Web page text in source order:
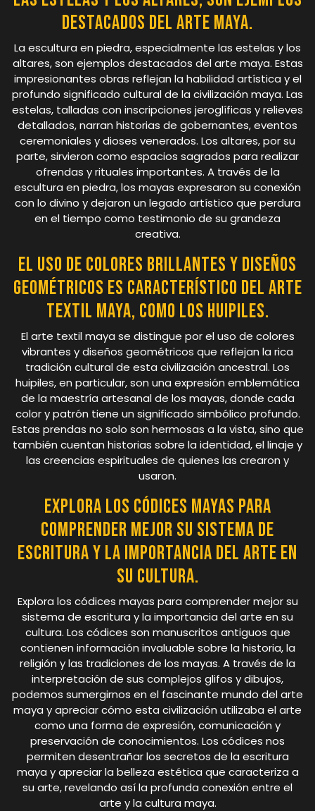
destacados del arte maya.
La escultura en piedra, especialmente las estelas y los
altares, son ejemplos destacados del arte maya. Estas
impresionantes obras reflejan la habilidad artística y el
profundo significado cultural de la civilización maya. Las
estelas, talladas con inscripciones jeroglíficas y relieves
detallados, narran historias de gobernantes, eventos
ceremoniales y dioses venerados. Los altares, por su
parte, sirvieron como espacios sagrados para realizar
ofrendas y rituales importantes. A través de la
escultura en piedra, los mayas expresaron su conexión
con lo divino y dejaron un legado artístico que perdura
en el tiempo como testimonio de su grandeza
creativa.
El uso de colores brillantes y diseños
geométricos es característico del arte
textil maya, como los huipiles.
El arte textil maya se distingue por el uso de colores
vibrantes y diseños geométricos que reflejan la rica
tradición cultural de esta civilización ancestral. Los
huipiles, en particular, son una expresión emblemática
de la maestría artesanal de los mayas, donde cada
color y patrón tiene un significado simbólico profundo.
Estas prendas no solo son hermosas a la vista, sino que
también cuentan historias sobre la identidad, el linaje y
las creencias espirituales de quienes las crearon y
usaron.
Explora los códices mayas para
comprender mejor su sistema de
escritura y la importancia del arte en
su cultura.
Explora los códices mayas para comprender mejor su
sistema de escritura y la importancia del arte en su
cultura. Los códices son manuscritos antiguos que
contienen información invaluable sobre la historia, la
religión y las tradiciones de los mayas. A través de la
interpretación de sus complejos glifos y dibujos,
podemos sumergirnos en el fascinante mundo del arte
maya y apreciar cómo esta civilización utilizaba el arte
como una forma de expresión, comunicación y
preservación de conocimientos. Los códices nos
permiten desentrañar los secretos de la escritura
maya y apreciar la belleza estética que caracteriza a
su arte, revelando así la profunda conexión entre el
arte y la cultura maya.